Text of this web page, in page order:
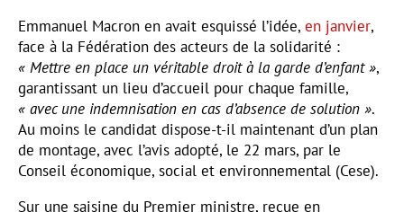
Emmanuel Macron en avait esquissé l’idée, en janvier,
face à la Fédération des acteurs de la solidarité :
« Mettre en place un véritable droit à la garde d’enfant »,
garantissant un lieu d’accueil pour chaque famille,
« avec une indemnisation en cas d’absence de solution ».
Au moins le candidat dispose-t-il maintenant d’un plan
de montage, avec l’avis adopté, le 22 mars, par le
Conseil économique, social et environnemental (Cese).
Sur une saisine du Premier ministre, reçue en